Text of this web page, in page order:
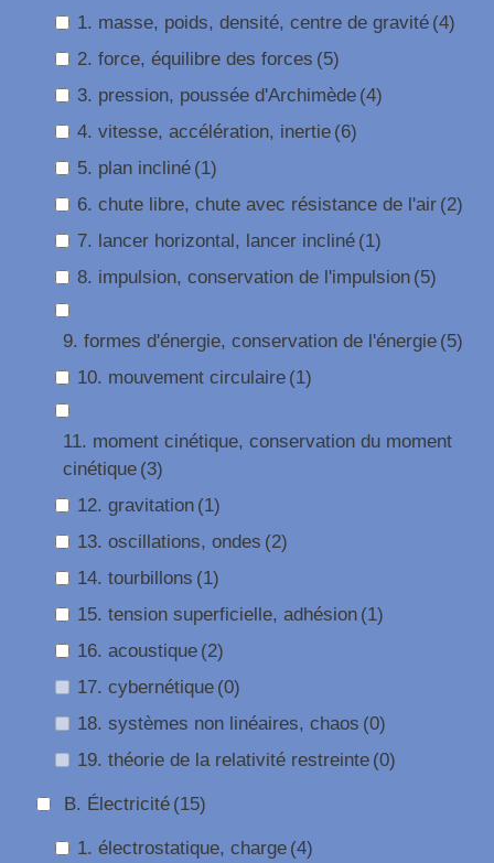
1. masse, poids, densité, centre de gravité (4)
2. force, équilibre des forces (5)
3. pression, poussée d'Archimède (4)
4. vitesse, accélération, inertie (6)
5. plan incliné (1)
6. chute libre, chute avec résistance de l'air (2)
7. lancer horizontal, lancer incliné (1)
8. impulsion, conservation de l'impulsion (5)
9. formes d'énergie, conservation de l'énergie (5)
10. mouvement circulaire (1)
11. moment cinétique, conservation du moment
cinétique (3)
12. gravitation (1)
13. oscillations, ondes (2)
14. tourbillons (1)
15. tension superficielle, adhésion (1)
16. acoustique (2)
17. cybernétique (0)
18. systèmes non linéaires, chaos (0)
19. théorie de la relativité restreinte (0)
B. Électricité (15)
1. électrostatique, charge (4)